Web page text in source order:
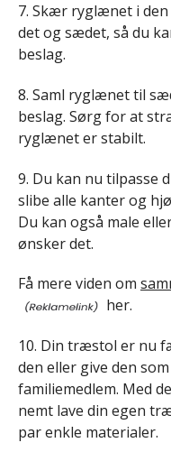
7. Skær ryglænet i
det og sædet, så du
beslag.
8. Saml ryglænet til
beslag. Sørg for at
ryglænet er stabilt.
9. Du kan nu tilpasse
slibe alle kanter og
Du kan også male
ønsker det.
Få mere viden om
her.
10. Din træstol er nu
den eller give den
familiemedlem. Med
nemt lave din egen
par enkle materialer.